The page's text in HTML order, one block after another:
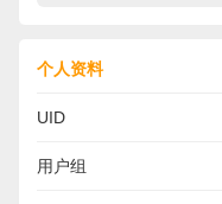
个人资料
UID
用户组